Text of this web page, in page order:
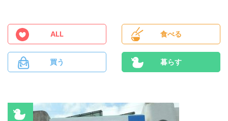
ALL 食べる
買う 暮らす